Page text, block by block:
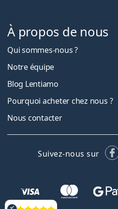
À propos de nous
Qui sommes-nous ?
Notre équipe
Blog Lentiamo
Pourquoi acheter chez nous ?
Nous contacter
Suivez-nous sur